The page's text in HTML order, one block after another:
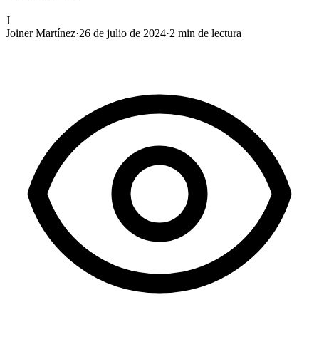
J
Joiner Martínez·26 de julio de 2024·2 min de lectura